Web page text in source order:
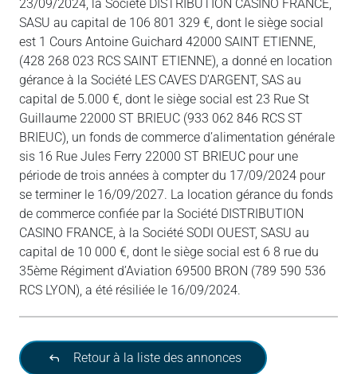
23/09/2024, la Société DISTRIBUTION CASINO FRANCE,
SASU au capital de 106 801 329 €, dont le siège social
est 1 Cours Antoine Guichard 42000 SAINT ETIENNE,
(428 268 023 RCS SAINT ETIENNE), a donné en location
gérance à la Société LES CAVES D’ARGENT, SAS au
capital de 5.000 €, dont le siège social est 23 Rue St
Guillaume 22000 ST BRIEUC (933 062 846 RCS ST
BRIEUC), un fonds de commerce d’alimentation générale
sis 16 Rue Jules Ferry 22000 ST BRIEUC pour une
période de trois années à compter du 17/09/2024 pour
se terminer le 16/09/2027. La location gérance du fonds
de commerce confiée par la Société DISTRIBUTION
CASINO FRANCE, à la Société SODI OUEST, SASU au
capital de 10 000 €, dont le siège social est 6 8 rue du
35ème Régiment d’Aviation 69500 BRON (789 590 536
RCS LYON), a été résiliée le 16/09/2024.
Retour à la liste des annonces